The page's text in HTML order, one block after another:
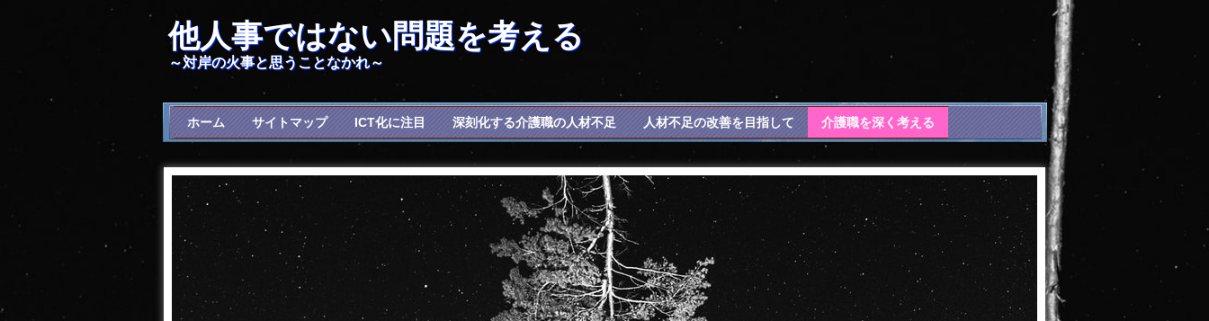
他人事ではない問題を考える
～対岸の火事と思うことなかれ～
ホーム サイトマップ ICT化に注目 深刻化する介護職の人材不足 人材不足の改善を目指して 介護職を深く考える